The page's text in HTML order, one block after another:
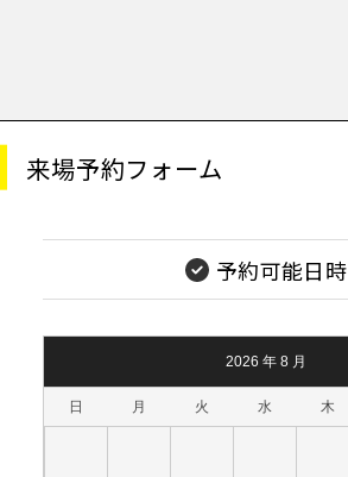
来場予約フォーム
予約可能日時